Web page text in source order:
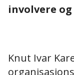
involvere og
Knut Ivar